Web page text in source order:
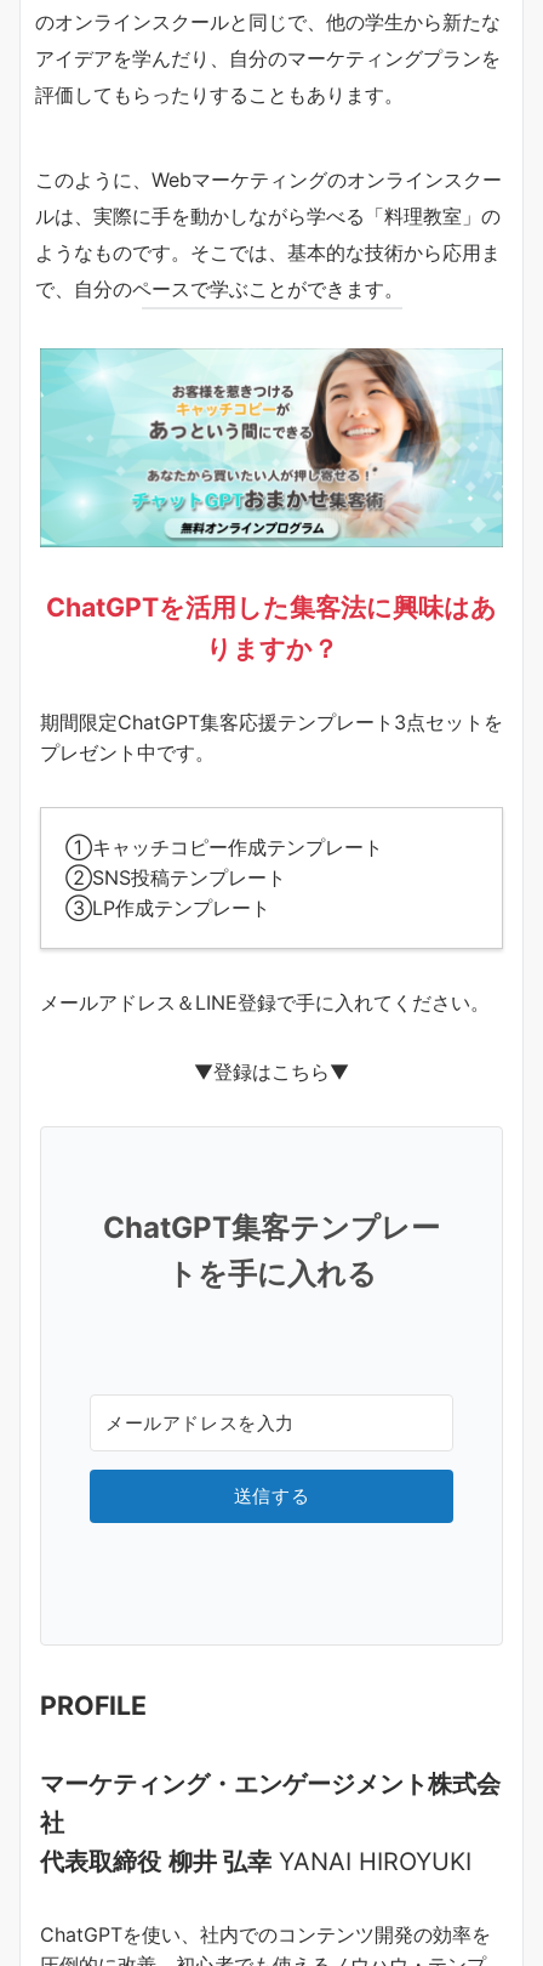
のオンラインスクールと同じで、他の学生から新たな
アイデアを学んだり、自分のマーケティングプランを
評価してもらったりすることもあります。
このように、Webマーケティングのオンラインスクー
ルは、実際に手を動かしながら学べる「料理教室」の
ようなものです。そこでは、基本的な技術から応用ま
で、自分のペースで学ぶことができます。
ChatGPTを活用した集客法に興味はあ
りますか？
期間限定ChatGPT集客応援テンプレート3点セットを
プレゼント中です。
①キャッチコピー作成テンプレート
②SNS投稿テンプレート
③LP作成テンプレート
メールアドレス＆LINE登録で手に入れてください。
▼登録はこちら▼
ChatGPT集客テンプレー
トを手に入れる
送信する
PROFILE
マーケティング・エンゲージメント株式会
社
代表取締役 柳井 弘幸 YANAI HIROYUKI
ChatGPTを使い、社内でのコンテンツ開発の効率を